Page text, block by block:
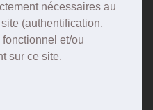
nécessaires au
(authentification,
et/ou
sur ce site.